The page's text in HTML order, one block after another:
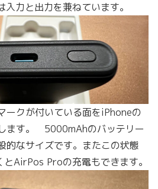
入力と出力を兼ねています。
クが付いている面をiPhoneの
ます。 5000mAhのバッテリー
的なサイズです。またこの状態
AirPos Proの充電もできます。